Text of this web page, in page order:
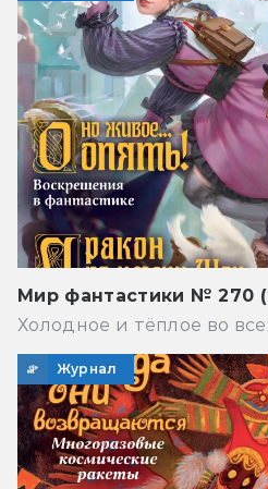
Мир фантастики № 270
Холодное и тёплое во
Журнал